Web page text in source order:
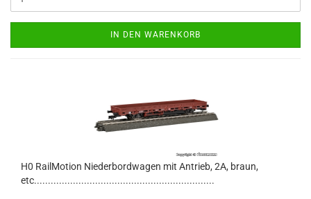
IN DEN WARENKORB
H0 RailMotion Niederbordwagen mit Antrieb, 2A, braun,
etc.................................................................